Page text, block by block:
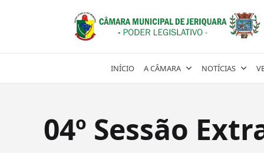
INÍCIO A CÂMARA NOTÍCIAS
04º Sessão